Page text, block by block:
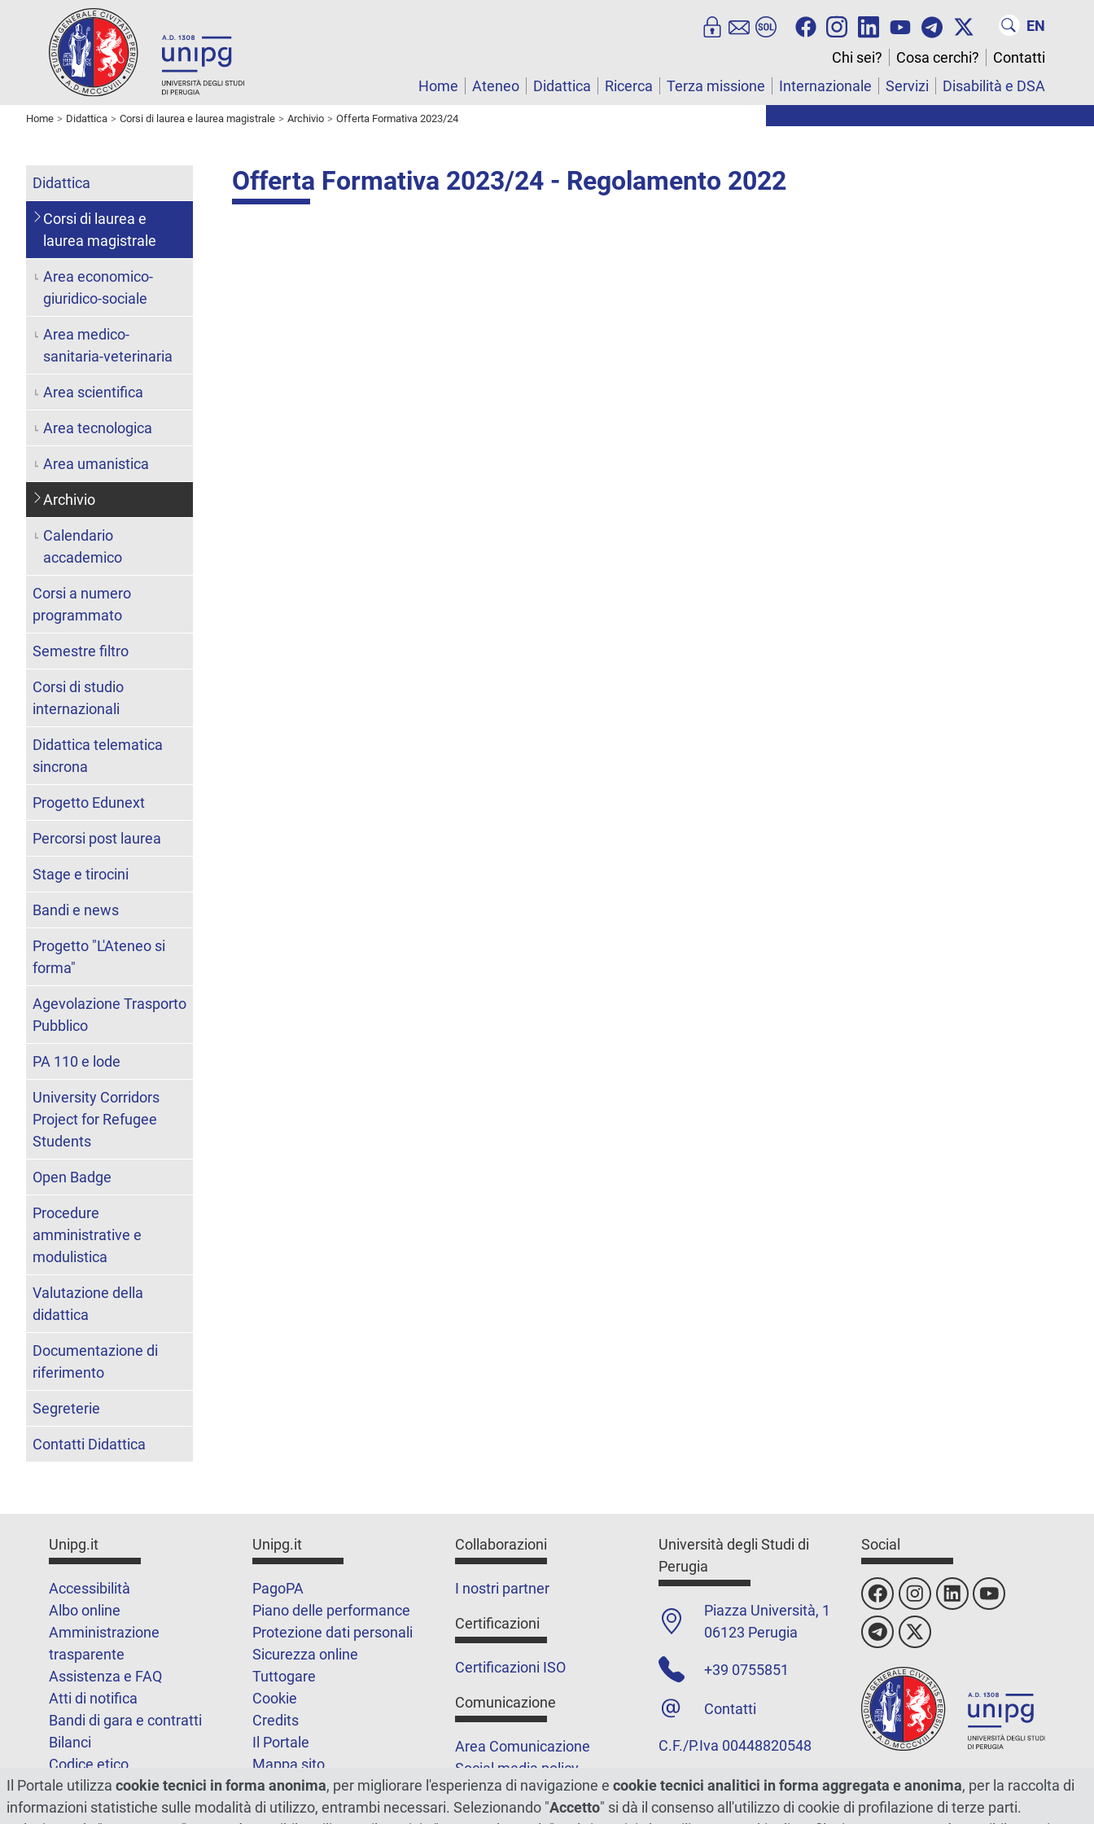
EN
Chi sei?
Cosa cerchi?
Contatti
Home
Ateneo Didattica Ricerca Terza missione Internazionale Servizi Disabilità e DSA
Home Didattica Corsi di laurea e laurea magistrale Archivio Offerta Formativa 2023/24
Offerta Formativa 2023/24 - Regolamento 2022
Didattica
Corsi di laurea e
laurea magistrale
Area economico-
giuridico-sociale
Area medico-
sanitaria-veterinaria
Area scientifica
Area tecnologica
Area umanistica
Archivio
Calendario
accademico
Corsi a numero
programmato
Semestre filtro
Corsi di studio
internazionali
Didattica telematica
sincrona
Progetto Edunext
Percorsi post laurea
Stage e tirocini
Bandi e news
Progetto "L'Ateneo si
forma"
Agevolazione Trasporto
Pubblico
PA 110 e lode
University Corridors
Project for Refugee
Students
Open Badge
Procedure
amministrative e
modulistica
Valutazione della
didattica
Documentazione di
riferimento
Segreterie
Contatti Didattica
Unipg.it
Accessibilità
Albo online
Amministrazione
trasparente
Assistenza e FAQ
Atti di notifica
Bandi di gara e contratti
Bilanci
Codice etico
FOIA
Note legali
Unipg.it
PagoPA
Piano delle performance
Protezione dati personali
Sicurezza online
Tuttogare
Cookie
Credits
Il Portale
Mappa sito
Statistiche
Dichiarazione di
Collaborazioni
I nostri partner
Certificazioni
Certificazioni ISO
Comunicazione
Area Comunicazione
Social media policy
Podcast
Merchandising e shop
Università degli Studi di
Perugia
Piazza Università, 1
06123 Perugia
+39 0755851
Contatti
C.F./P.Iva 00448820548
Social
Il Portale utilizza cookie tecnici in forma anonima, per migliorare l'esperienza di navigazione e cookie tecnici analitici in forma aggregata e anonima, per la raccolta di
informazioni statistiche sulle modalità di utilizzo, entrambi necessari. Selezionando "Accetto" si dà il consenso all'utilizzo di cookie di profilazione di terze parti.